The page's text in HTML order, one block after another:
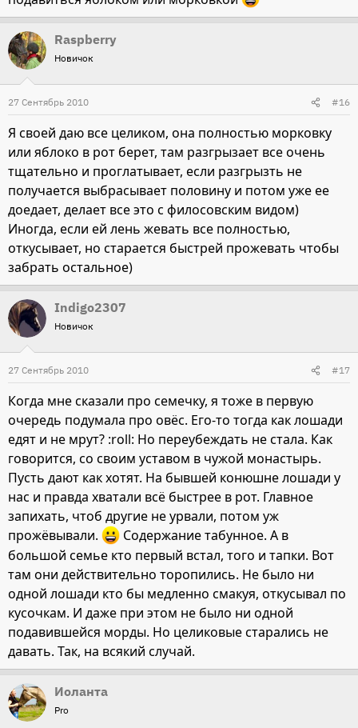
Raspberry
Новичок
27 Сентябрь 2010 #16
Я своей даю все целиком, она полностью морковку
или яблоко в рот берет, там разгрызает все очень
тщательно и проглатывает, если разгрызть не
получается выбрасывает половину и потом уже ее
доедает, делает все это с филосовским видом)
Иногда, если ей лень жевать все полностью,
откусывает, но старается быстрей прожевать чтобы
забрать остальное)
Indigo2307
Новичок
27 Сентябрь 2010 #17
Когда мне сказали про семечку, я тоже в первую
очередь подумала про овёс. Его-то тогда как лошади
едят и не мрут? :roll: Но переубеждать не стала. Как
говорится, со своим уставом в чужой монастырь.
Пусть дают как хотят. На бывшей конюшне лошади у
нас и правда хватали всё быстрее в рот. Главное
запихать, чтоб другие не урвали, потом уж
прожёвывали.
Содержание табунное. А в
большой семье кто первый встал, того и тапки. Вот
там они действительно торопились. Не было ни
одной лошади кто бы медленно смакуя, откусывал по
кусочкам. И даже при этом не было ни одной
подавившейся морды. Но целиковые старались не
давать. Так, на всякий случай.
Иоланта
Pro